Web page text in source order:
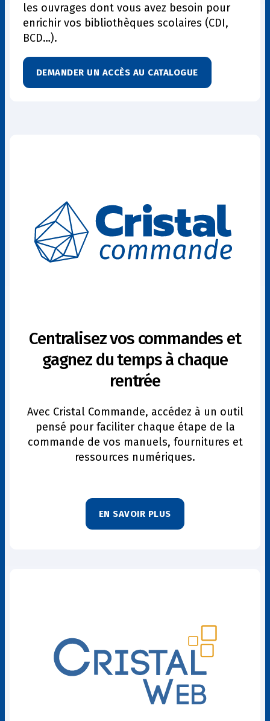
les ouvrages dont vous avez besoin pour
enrichir vos bibliothèques scolaires (CDI,
BCD…).
DEMANDER UN ACCÈS AU CATALOGUE
Centralisez vos commandes et
gagnez du temps à chaque
rentrée
Avec Cristal Commande, accédez à un outil
pensé pour faciliter chaque étape de la
commande de vos manuels, fournitures et
ressources numériques.
EN SAVOIR PLUS